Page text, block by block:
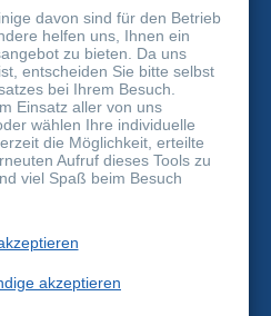
GmbH
davon sind für den Betrieb
helfen uns, Ihnen ein
zu bieten. Da uns
entscheiden Sie bitte selbst
bei Ihrem Besuch.
Einsatz aller von uns
wählen Ihre individuelle
die Möglichkeit, erteilte
Aufruf dieses Tools zu
viel Spaß beim Besuch
akzeptieren